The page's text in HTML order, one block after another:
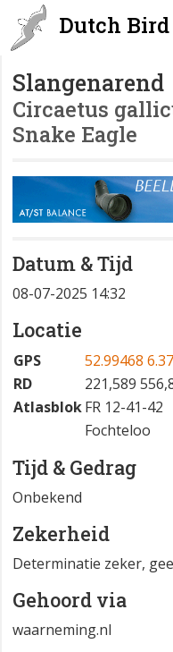
Dutch
Slangenarend
Circaetus
Snake Eagle
Datum & Tijd
08-07-2025 14:32
Locatie
GPS
52.99468
RD
221,589
AtlasblokFR 12-41-42
Fochteloo
Tijd & Gedrag
Onbekend
Zekerheid
Determinatie zeker,
Gehoord via
waarneming.nl